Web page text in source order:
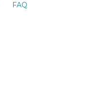
FAQ